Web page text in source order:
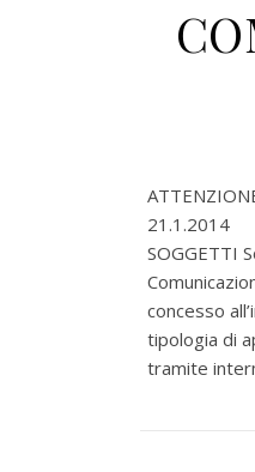
AT
21.1.2014
SOGGETTI
concesso
tipologia di
tramite